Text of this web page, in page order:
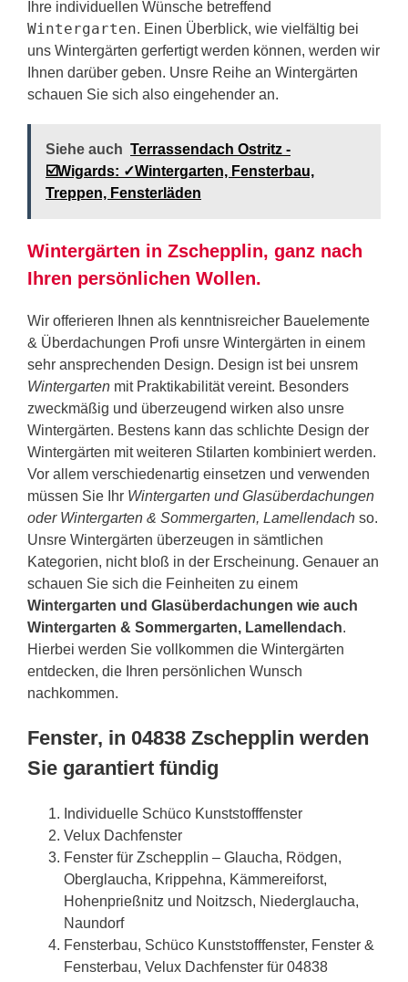
Ihre individuellen Wünsche betreffend
Wintergarten. Einen Überblick, wie vielfältig bei
uns Wintergärten gerfertigt werden können, werden wir
Ihnen darüber geben. Unsre Reihe an Wintergärten
schauen Sie sich also eingehender an.
Siehe auch Terrassendach Ostritz -
☑️Wigards: ✓Wintergarten, Fensterbau,
Treppen, Fensterläden
Wintergärten in Zschepplin, ganz nach
Ihren persönlichen Wollen.
Wir offerieren Ihnen als kenntnisreicher Bauelemente
& Überdachungen Profi unsre Wintergärten in einem
sehr ansprechenden Design. Design ist bei unsrem
Wintergarten mit Praktikabilität vereint. Besonders
zweckmäßig und überzeugend wirken also unsre
Wintergärten. Bestens kann das schlichte Design der
Wintergärten mit weiteren Stilarten kombiniert werden.
Vor allem verschiedenartig einsetzen und verwenden
müssen Sie Ihr Wintergarten und Glasüberdachungen
oder Wintergarten & Sommergarten, Lamellendach so.
Unsre Wintergärten überzeugen in sämtlichen
Kategorien, nicht bloß in der Erscheinung. Genauer an
schauen Sie sich die Feinheiten zu einem
Wintergarten und Glasüberdachungen wie auch
Wintergarten & Sommergarten, Lamellendach.
Hierbei werden Sie vollkommen die Wintergärten
entdecken, die Ihren persönlichen Wunsch
nachkommen.
Fenster, in 04838 Zschepplin werden
Sie garantiert fündig
Individuelle Schüco Kunststofffenster
Velux Dachfenster
Fenster für Zschepplin – Glaucha, Rödgen,
Oberglaucha, Krippehna, Kämmereiforst,
Hohenprießnitz und Noitzsch, Niederglaucha,
Naundorf
Fensterbau, Schüco Kunststofffenster, Fenster &
Fensterbau, Velux Dachfenster für 04838